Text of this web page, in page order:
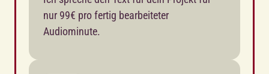
nur 99€ pro fertig bearbeiteter
Audiominute.